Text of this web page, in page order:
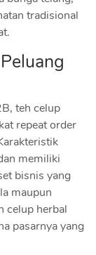
tradisional
teh celup
repeat order
memiliki
bisnis yang
maupun
celup herbal
pasarnya yang